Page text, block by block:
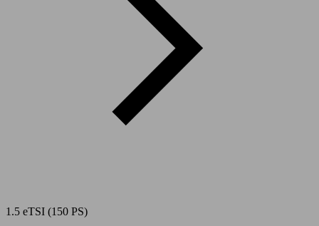
1.5 eTSI (150 PS)